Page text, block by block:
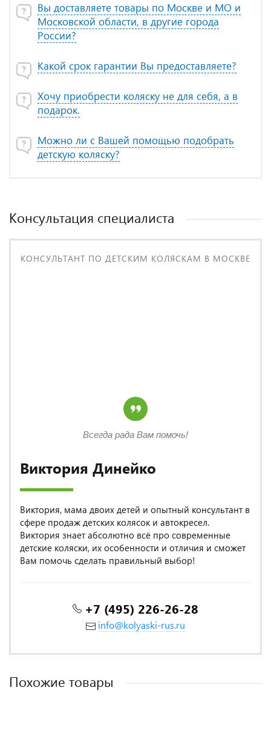
Вы доставляете товары по Москве и МО и
Московской области, в другие города
России?
Какой срок гарантии Вы предоставляете?
Хочу приобрести коляску не для себя, а в
подарок.
Можно ли с Вашей помощью подобрать
детскую коляску?
Консультация специалиста
КОНСУЛЬТАНТ ПО ДЕТСКИМ КОЛЯСКАМ В МОСКВЕ
Виктория Динейко
Виктория, мама двоих детей и опытный консультант в
сфере продаж детских колясок и автокресел.
Виктория знает абсолютно всё про современные
детские коляски, их особенности и отличия и сможет
Вам помочь сделать правильный выбор!
+7 (495) 226-26-28
info@kolyaski-rus.ru
Всегда рада Вам помочь!
Похожие товары